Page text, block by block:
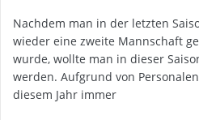
Nachdem man in der letzten
wieder eine zweite Mannschaft
wurde, wollte man in dieser
werden. Aufgrund von
diesem Jahr immer